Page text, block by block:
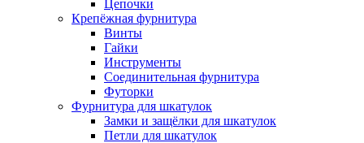
Цепочки
Крепёжная фурнитура
Винты
Гайки
Инструменты
Соединительная фурнитура
Футорки
Фурнитура для шкатулок
Замки и защёлки для шкатулок
Петли для шкатулок